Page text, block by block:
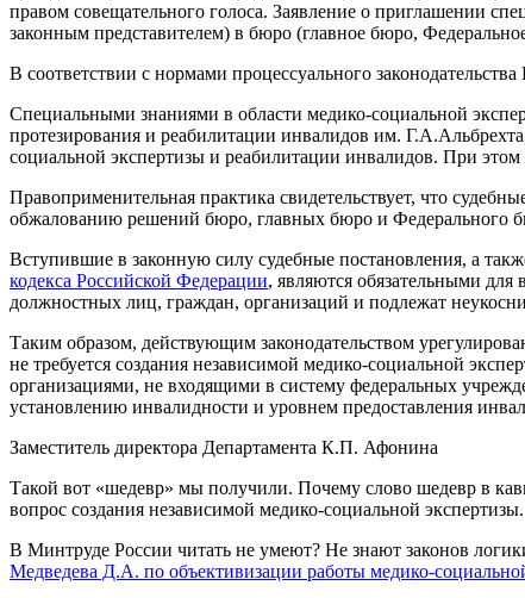
правом совещательного голоса. Заявление о приглашении
законным представителем) в бюро (главное бюро,
В соответствии с нормами процессуального
Специальными знаниями в области медико-социальной
протезирования и реабилитации инвалидов им.
социальной экспертизы и реабилитации инвалидов. При
Правоприменительная практика свидетельствует, что
обжалованию решений бюро, главных бюро и Федерального
Вступившие в законную силу судебные постановления, а
кодекса Российской Федерации, являются обязательными для
должностных лиц, граждан, организаций и подлежат
Таким образом, действующим законодательством
не требуется создания независимой медико-социальной
организациями, не входящими в систему федеральных
установлению инвалидности и уровнем предоставления
Заместитель директора Департамента К.П. Афонина
Такой вот «шедевр» мы получили. Почему слово шедевр в
вопрос создания независимой медико-социальной экспертизы.
В Минтруде России читать не умеют? Не знают законов
Медведева Д.А. по объективизации работы медико-